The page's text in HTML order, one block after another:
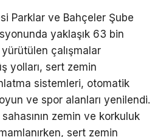
Parklar ve Bahçeler Şube
yaklaşık 63 bin
çalışmalar
yolları, sert zemin
sistemleri, otomatik
ve spor alanları yenilendi.
zemin ve korkuluk
sert zemin